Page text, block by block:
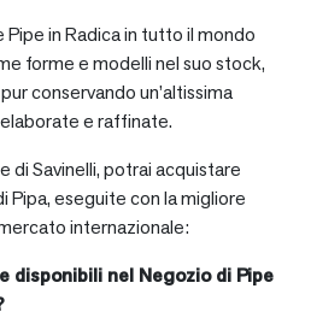
in Radica in tutto il mondo
forme e modelli nel suo stock,
conservando un’altissima
e raffinate.
di Savinelli, potrai acquistare
Pipa, eseguite con la migliore
internazionale:
disponibili nel Negozio di Pipe